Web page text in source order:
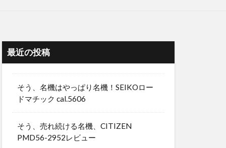
最近の投稿
そう、名機はやっぱり名機！SEIKOロー
ドマチック cal.5606
そう、売れ続ける名機、CITIZEN
PMD56-2952レビュー